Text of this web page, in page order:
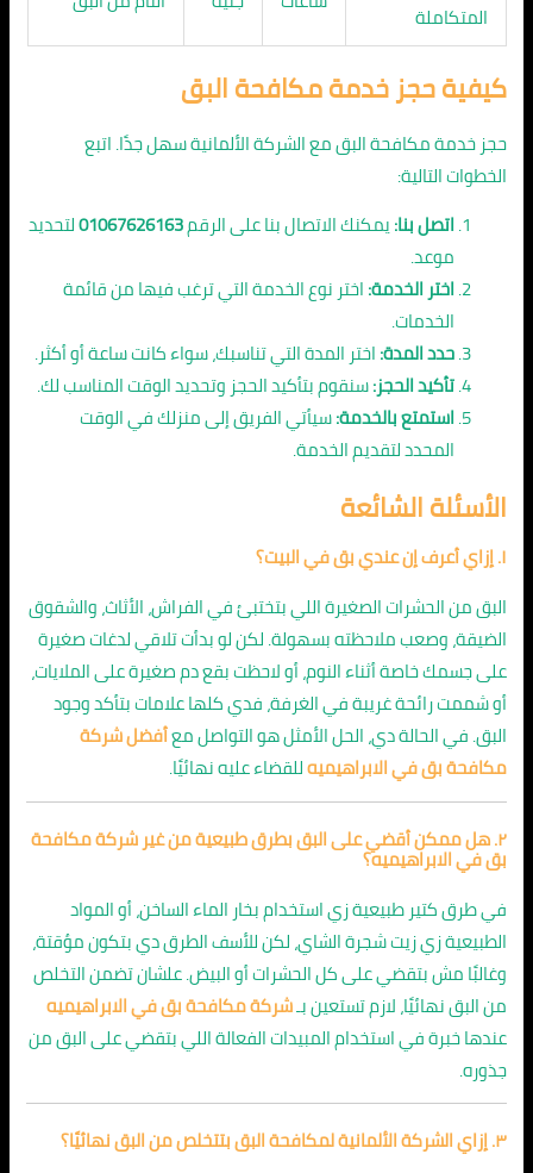
المتكاملة
كيفية حجز خدمة مكافحة البق
حجز خدمة مكافحة البق مع الشركة الألمانية سهل جدًا. اتبع
الخطوات التالية:
اتصل بنا:يمكنك الاتصال بنا على الرقم01067626163لتحديد
موعد.
اختر الخدمة:اختر نوع الخدمة التي ترغب فيها من قائمة
الخدمات.
حدد المدة:اختر المدة التي تناسبك، سواء كانت ساعة أو أكثر.
تأكيد الحجز:سنقوم بتأكيد الحجز وتحديد الوقت المناسب لك.
استمتع بالخدمة:سيأتي الفريق إلى منزلك في الوقت
المحدد لتقديم الخدمة.
الأسئلة الشائعة
١. إزاي أعرف إن عندي بق في البيت؟
البق من الحشرات الصغيرة اللي بتختبئ في الفراش، الأثاث، والشقوق
الضيقة، وصعب ملاحظته بسهولة. لكن لو بدأت تلاقي لدغات صغيرة
على جسمك خاصة أثناء النوم، أو لاحظت بقع دم صغيرة على الملايات،
أو شممت رائحة غريبة في الغرفة، فدي كلها علامات بتأكد وجود
البق. في الحالة دي، الحل الأمثل هو التواصل معأفضل شركة
مكافحة بق في الابراهيميهللقضاء عليه نهائيًا.
٢. هل ممكن أقضي على البق بطرق طبيعية من غير شركة مكافحة
بق في الابراهيميه؟
في طرق كتير طبيعية زي استخدام بخار الماء الساخن، أو المواد
الطبيعية زي زيت شجرة الشاي، لكن للأسف الطرق دي بتكون مؤقتة،
وغالبًا مش بتقضي على كل الحشرات أو البيض. علشان تضمن التخلص
من البق نهائيًا، لازم تستعين بـشركة مكافحة بق في الابراهيميه
عندها خبرة في استخدام المبيدات الفعالة اللي بتقضي على البق من
جذوره.
٣. إزاي الشركة الألمانية لمكافحة البق بتتخلص من البق نهائيًا؟